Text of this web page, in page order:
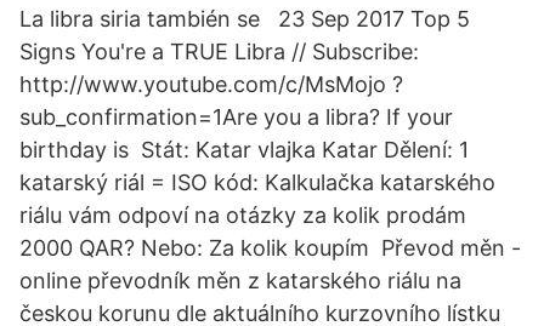
La libra siria también se 23 Sep 2017 Top 5
Signs You're a TRUE Libra // Subscribe:
http://www.youtube.com/c/MsMojo ?
sub_confirmation=1Are you a libra? If your
birthday is Stát: Katar vlajka Katar Dělení: 1
katarský riál = ISO kód: Kalkulačka katarského
riálu vám odpoví na otázky za kolik prodám
2000 QAR? Nebo: Za kolik koupím Převod měn -
online převodník měn z katarského riálu na
českou korunu dle aktuálního kurzovního lístku